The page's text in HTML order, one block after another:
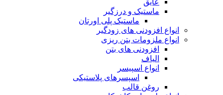
عایق
ماستیک و درزگیر
ماستیک پلی اورتان
انواع افزودنی های زودگیر
انواع ملزومات بتن ریزی
افزودنی های بتن
الیاف
انواع اسپیسر
اسپسرهای پلاستیکی
روغن قالب